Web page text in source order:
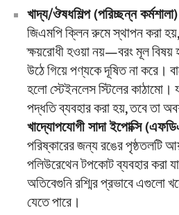
খাদ্য/ঔষধশিল্প (পরিচ্ছন্ন
জিএমপি ক্লিন রুমে স্থাপন করা
ক্ষয়রোধী হওয়া নয়—বরং মূল
উঠে গিয়ে পণ্যকে দূষিত না করে।
হলো স্টেইনলেস স্টিলের কাঠামো।
পদ্ধতি ব্যবহার করা হয়, তবে তা
খাদ্যোপযোগী সাদা ইপোক্সি
পরিষ্কারের জন্য রঙের পৃষ্ঠতলটি
পলিউরেথেন টপকোট ব্যবহার করা
অতিবেগুনি রশ্মির প্রভাবে এগুলো
যেতে পারে।